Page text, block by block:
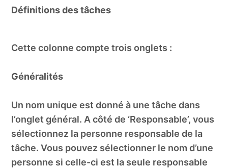
Définitions des tâches
Cette colonne compte trois onglets :
Généralités
Un nom unique est donné à une tâche dans
l’onglet général. A côté de ‘Responsable’, vous
sélectionnez la personne responsable de la
tâche. Vous pouvez sélectionner le nom d’une
personne si celle-ci est la seule responsable